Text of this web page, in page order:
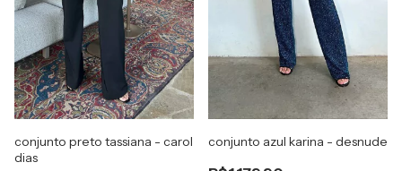
conjunto preto tassiana - carol
dias
conjunto azul karina - desnude